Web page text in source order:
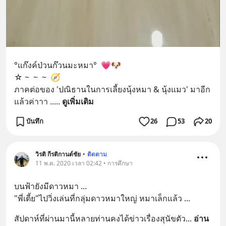
°แก๊งค์ป่วนก๊วนมะหมา°  💗🐶
☆ ~  ~  ~  🧭
ภาคต่อของ 'ปณิธานในการเลี้ยงนุ้งหมา & นุ้งแมว' มาอีก
แล้วค่าาา ..... ดูเพิ่มเติม
บันทึก 26 53 20
วิรติ กีรติกานต์ชัย • ติดตาม
11 พ.ค. 2020 เวลา 02:42 • การศึกษา
บนฟ้ายังมีดาวหมา ...
"พี่เตี้ย"ไปวิ่งเล่นที่กลุ่มดาวหมาใหญ่ หมาเล็กแล้ว ...
สัปดาห์ที่ผ่านมานี้หลายท่านคงได้ข่าวเรื่องสุนัขตัว... อ่าน